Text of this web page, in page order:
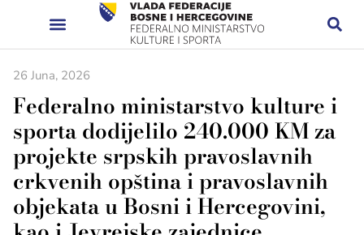
26 Juna, 2026
Federalno ministarstvo kulture i
sporta dodijelilo 240.000 KM za
projekte srpskih pravoslavnih
crkvenih opština i pravoslavnih
objekata u Bosni i Hercegovini,